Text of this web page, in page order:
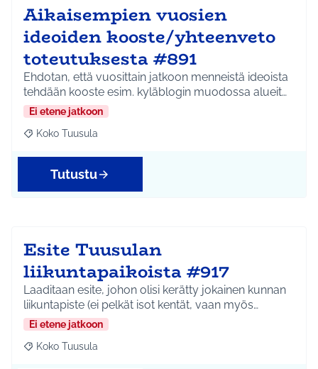
Aikaisempien vuosien
ideoiden kooste/yhteenveto
toteutuksesta #891
Ehdotan, että vuosittain jatkoon menneistä ideoista
tehdään kooste esim. kyläblogin muodossa alueit…
Ei etene jatkoon
Rajaa tulokset aihepiirin mukaan: Koko Tuusula
Koko Tuusula
Tutustu
Esite Tuusulan
liikuntapaikoista #917
Laaditaan esite, johon olisi kerätty jokainen kunnan
liikuntapiste (ei pelkät isot kentät, vaan myös…
Ei etene jatkoon
Rajaa tulokset aihepiirin mukaan: Koko Tuusula
Koko Tuusula